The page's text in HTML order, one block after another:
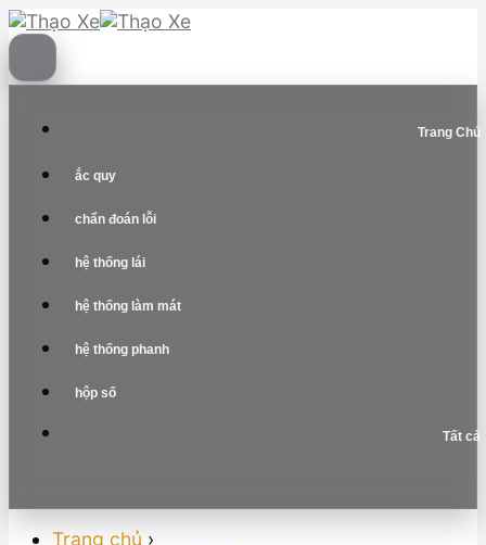
Skip
to
content
Trang Chủ
ắc quy
chẩn đoán lỗi
hệ thống lái
hệ thống làm mát
hệ thống phanh
hộp số
Tất cả
Trang chủ ›